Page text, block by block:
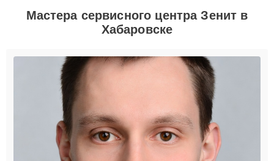
Мастера сервисного центра Зенит в
Хабаровске